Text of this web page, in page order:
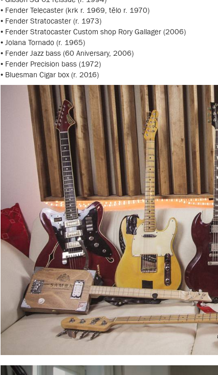
• Fender Telecaster (krk r. 1969, tělo r. 1970)
• Fender Stratocaster (r. 1973)
• Fender Stratocaster Custom shop Rory Gallager (2006)
• Jolana Tornado (r. 1965)
• Fender Jazz bass (60 Aniversary, 2006)
• Fender Precision bass (1972)
• Bluesman Cigar box (r. 2016)